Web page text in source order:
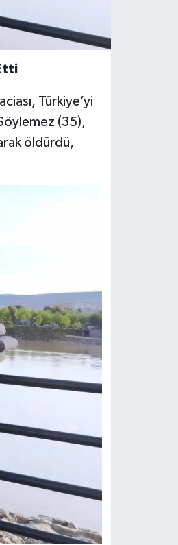
Türkiye’yi
(35),
öldürdü,